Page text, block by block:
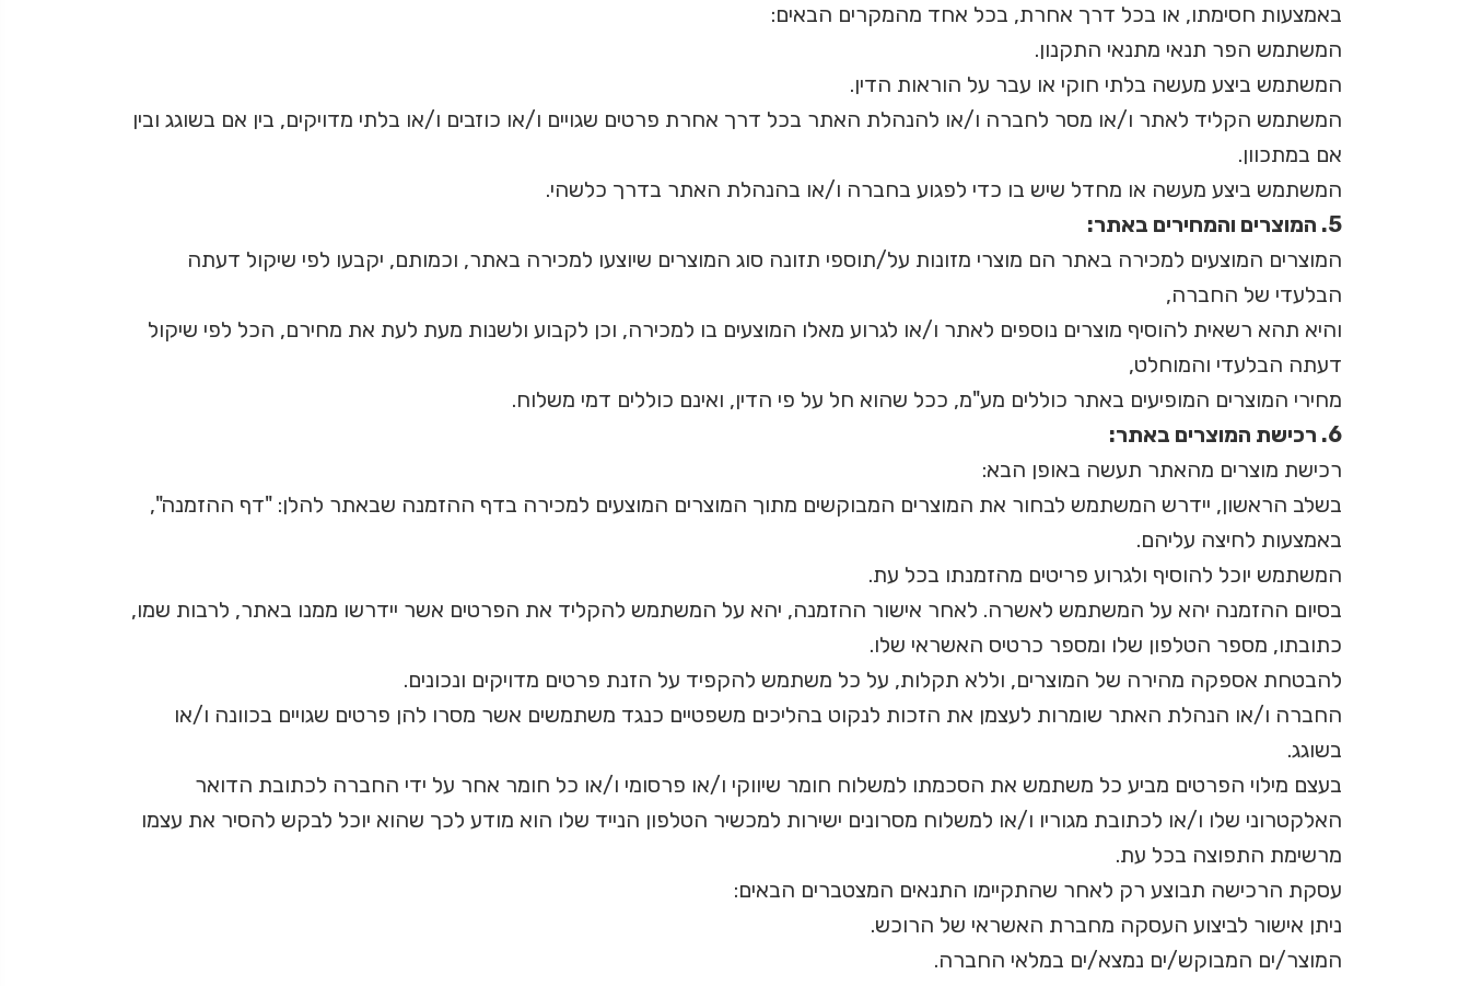
באמצעות חסימתו, או בכל דרך אחרת, בכל אחד מהמקרים הבאים:
המשתמש הפר תנאי מתנאי התקנון.
המשתמש ביצע מעשה בלתי חוקי או עבר על הוראות הדין.
המשתמש הקליד לאתר ו/או מסר לחברה ו/או להנהלת האתר בכל דרך אחרת פרטים שגויים ו/או כוזבים ו/או בלתי מדויקים, בין אם בשוגג ובין
אם במתכוון.
המשתמש ביצע מעשה או מחדל שיש בו כדי לפגוע בחברה ו/או בהנהלת האתר בדרך כלשהי.
5. המוצרים והמחירים באתר:
המוצרים המוצעים למכירה באתר הם מוצרי מזונות על/תוספי תזונה סוג המוצרים שיוצעו למכירה באתר, וכמותם, יקבעו לפי שיקול דעתה
הבלעדי של החברה,
והיא תהא רשאית להוסיף מוצרים נוספים לאתר ו/או לגרוע מאלו המוצעים בו למכירה, וכן לקבוע ולשנות מעת לעת את מחירם, הכל לפי שיקול
דעתה הבלעדי והמוחלט,
מחירי המוצרים המופיעים באתר כוללים מע"מ, ככל שהוא חל על פי הדין, ואינם כוללים דמי משלוח.
6. רכישת המוצרים באתר:
רכישת מוצרים מהאתר תעשה באופן הבא:
בשלב הראשון, יידרש המשתמש לבחור את המוצרים המבוקשים מתוך המוצרים המוצעים למכירה בדף ההזמנה שבאתר להלן: "דף ההזמנה",
באמצעות לחיצה עליהם.
המשתמש יוכל להוסיף ולגרוע פריטים מהזמנתו בכל עת.
בסיום ההזמנה יהא על המשתמש לאשרה. לאחר אישור ההזמנה, יהא על המשתמש להקליד את הפרטים אשר יידרשו ממנו באתר, לרבות שמו,
כתובתו, מספר הטלפון שלו ומספר כרטיס האשראי שלו.
להבטחת אספקה מהירה של המוצרים, וללא תקלות, על כל משתמש להקפיד על הזנת פרטים מדויקים ונכונים.
החברה ו/או הנהלת האתר שומרות לעצמן את הזכות לנקוט בהליכים משפטיים כנגד משתמשים אשר מסרו להן פרטים שגויים בכוונה ו/או
בשוגג.
בעצם מילוי הפרטים מביע כל משתמש את הסכמתו למשלוח חומר שיווקי ו/או פרסומי ו/או כל חומר אחר על ידי החברה לכתובת הדואר
האלקטרוני שלו ו/או לכתובת מגוריו ו/או למשלוח מסרונים ישירות למכשיר הטלפון הנייד שלו הוא מודע לכך שהוא יוכל לבקש להסיר את עצמו
מרשימת התפוצה בכל עת.
עסקת הרכישה תבוצע רק לאחר שהתקיימו התנאים המצטברים הבאים:
ניתן אישור לביצוע העסקה מחברת האשראי של הרוכש.
המוצר/ים המבוקש/ים נמצא/ים במלאי החברה.